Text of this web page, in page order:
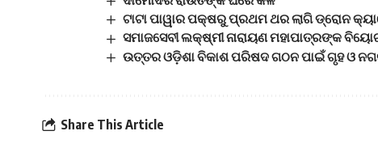
ଟାଟା ପାୱାର ପକ୍ଷରୁ ପ୍ରଥମ ଥର ଲାଗି ଡ୍ରୋନ
ସମାଜସେବୀ ଲକ୍ଷ୍ମୀ ନାରାୟଣ ମହାପାତ୍ରଙ୍କ
ଉତ୍ତର ଓଡ଼ିଶା ବିକାଶ ପରିଷଦ ଗଠନ ପାଇଁ ଗୃହ ଓ
Share This Article